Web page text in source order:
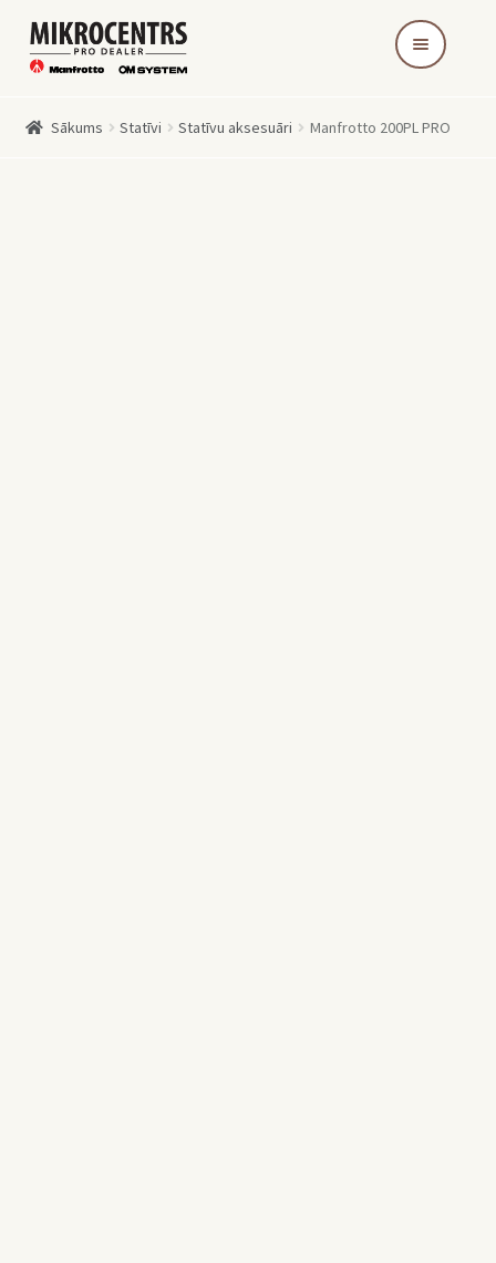
Skip
to
Skip
to
Sākums Statīvi Statīvu aksesuāri Manfrotto 200PL PRO